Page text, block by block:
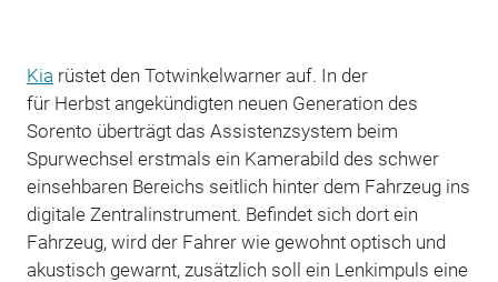
Kia rüstet den Totwinkelwarner auf. In der
für Herbstangekündigten neuen Generation des
Sorento überträgt das Assistenzsystem beim
Spurwechsel erstmals ein Kamerabild des schwer
einsehbaren Bereichs seitlich hinter dem Fahrzeug ins
digitale Zentralinstrument. Befindet sich dort ein
Fahrzeug, wird der Fahrer wie gewohnt optisch und
akustisch gewarnt, zusätzlich soll ein Lenkimpuls eine